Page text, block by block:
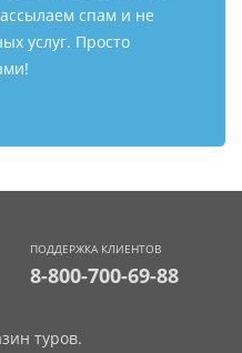
спам и не
услуг. Просто
ПОДДЕРЖКА КЛИЕНТОВ
8-800-700-69-88
туров.